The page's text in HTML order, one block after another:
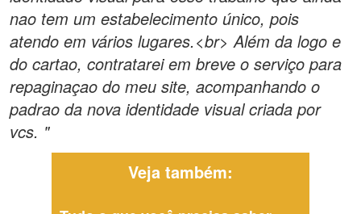
nao tem um estabelecimento único, pois
atendo em vários lugares.<br> Além da logo e
do cartao, contratarei em breve o serviço para
repaginaçao do meu site, acompanhando o
padrao da nova identidade visual criada por
vcs. "
Veja também: